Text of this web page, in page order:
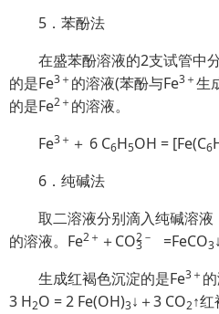
5．苯酚法
在盛苯酚溶液的2支试管中
的是Fe3＋ 的溶液(苯酚与Fe3＋生
的是Fe2＋ 的溶液。
Fe3＋ ＋ 6 C6H5OH = [Fe(C6
6．纯碱法
取二溶液分别滴入纯碱溶
的溶液。Fe2＋ ＋CO3
2－ =FeCO3
生成红褐色沉淀的是Fe3＋
3 H2O = 2 Fe(OH)3↓＋3 CO2↑红